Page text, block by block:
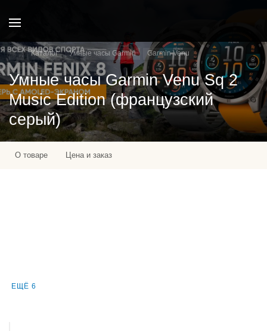
Каталог Умные часы Garmin Garmin Venu
Умные часы Garmin Venu Sq 2
Music Edition (французский
серый)
О товаре Цена и заказ
ЕЩЁ 6